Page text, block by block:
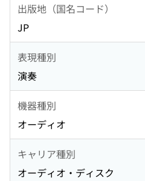
出版地（国名コード）
JP
表現種別
演奏
機器種別
オーディオ
キャリア種別
オーディオ・ディスク